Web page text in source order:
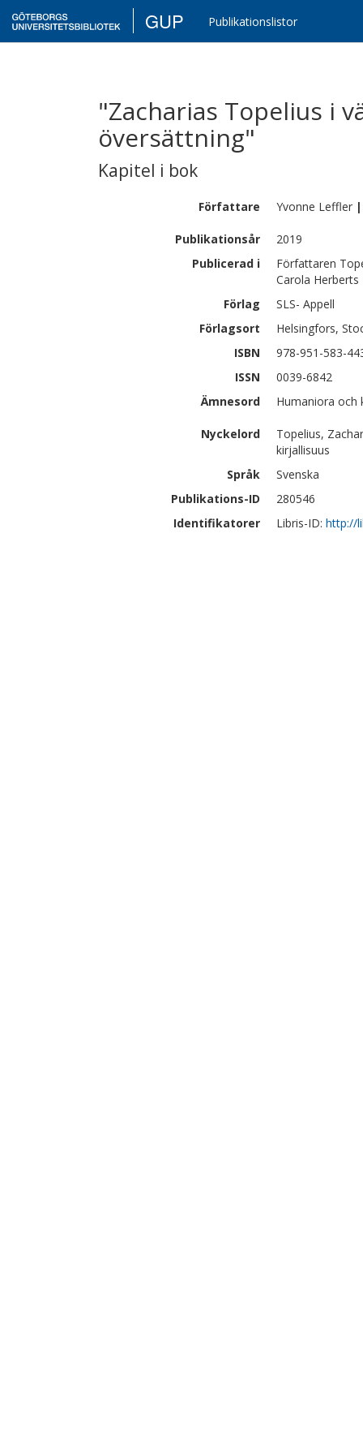
GUP Publikationslistor
"Zacharias Topelius i
översättning"
Kapitel i bok
Författare Yvonne Leffler |
Publikationsår
2019
Publicerad i
Författaren
Carola Herberts
Förlag
SLS- Appell
Förlagsort
Helsingfors,
ISBN
978-951-583-
ISSN
0039-6842
Ämnesord
Humaniora
Nyckelord
Topelius,
kirjallisuus
Språk
Svenska
Publikations-ID
280546
Identifikatorer
Libris-ID: http://